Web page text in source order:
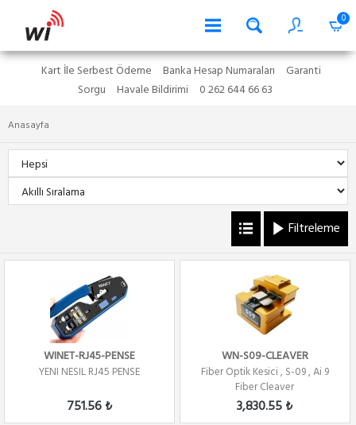
0
Kart İle Serbest Ödeme Banka Hesap Numaraları
Garanti
Sorgu
Havale Bildirimi 0 262 644 66 63
Anasayfa
Filtreleme
WINET-RJ45-PENSE
YENI NESIL RJ45 PENSE
751.56 ₺
WN-S09-CLEAVER
Fiber Optik Kesici , S-09 , Ai 9
Fiber Cleaver
3,830.55 ₺